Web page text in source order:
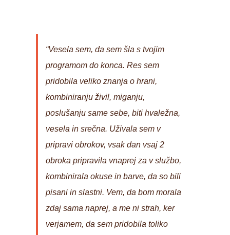
“Vesela sem, da sem šla s tvojim
programom do konca. Res sem
pridobila veliko znanja o hrani,
kombiniranju živil, miganju,
poslušanju same sebe, biti hvaležna,
vesela in srečna. Uživala sem v
pripravi obrokov, vsak dan vsaj 2
obroka pripravila vnaprej za v službo,
kombinirala okuse in barve, da so bili
pisani in slastni. Vem, da bom morala
zdaj sama naprej, a me ni strah, ker
verjamem, da sem pridobila toliko